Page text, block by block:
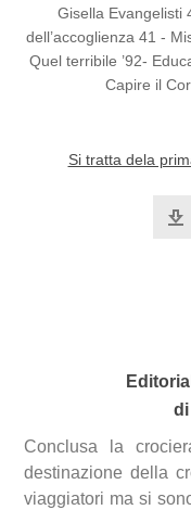
Gisella Evangelisti
dell’accoglienza 41 -
Quel terribile ’92-
Capire il
Si tratta dela
di
Conclusa la
destinazione della
viaggiatori ma si